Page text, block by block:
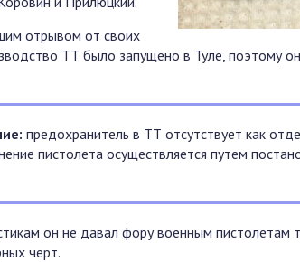
отрывом от своих
ТТ было запущено в Туле, поэтому
предохранитель в ТТ отсутствует как
пистолета осуществляется путем
он не давал фору военным пистолетам
черт.